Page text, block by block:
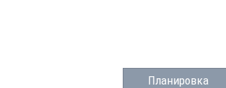
Планировка